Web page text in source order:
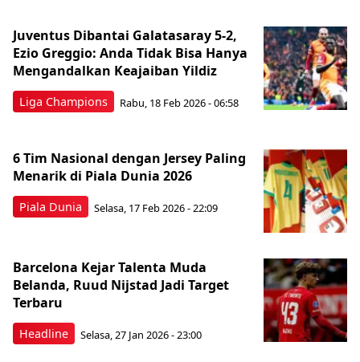
Liga Champions
Juventus Dibantai Galatasaray 5-2,
Ezio Greggio: Anda Tidak Bisa Hanya
Mengandalkan Keajaiban Yildiz
Rabu, 18 Feb 2026 - 06:58
Piala Dunia
6 Tim Nasional dengan Jersey Paling
Menarik di Piala Dunia 2026
Selasa, 17 Feb 2026 - 22:09
Headline
Barcelona Kejar Talenta Muda
Belanda, Ruud Nijstad Jadi Target
Terbaru
Selasa, 27 Jan 2026 - 23:00